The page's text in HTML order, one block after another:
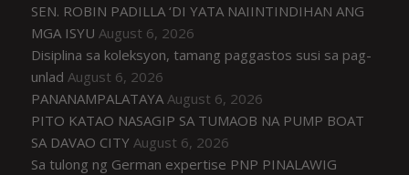
SEN. ROBIN PADILLA ‘DI YATA NAIINTINDIHAN ANG
MGA ISYU August 6, 2026
Disiplina sa koleksyon, tamang paggastos susi sa pag-
unlad August 6, 2026
PANANAMPALATAYA August 6, 2026
PITO KATAO NASAGIP SA TUMAOB NA PUMP BOAT
SA DAVAO CITY August 6, 2026
Sa tulong ng German expertise PNP PINALAWIG